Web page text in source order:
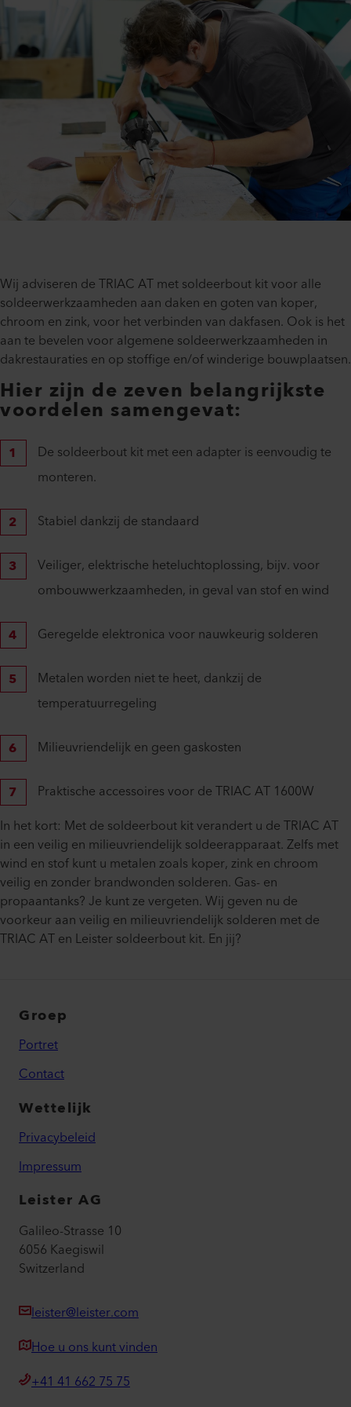
Wij adviseren de TRIAC AT met soldeerbout kit voor alle
soldeerwerkzaamheden aan daken en goten van koper,
chroom en zink, voor het verbinden van dakfasen. Ook is het
aan te bevelen voor algemene soldeerwerkzaamheden in
dakrestauraties en op stoffige en/of winderige bouwplaatsen.
Hier zijn de zeven belangrijkste
voordelen samengevat:
De soldeerbout kit met een adapter is eenvoudig te
monteren.
Stabiel dankzij de standaard
Veiliger, elektrische heteluchtoplossing, bijv. voor
ombouwwerkzaamheden, in geval van stof en wind
Geregelde elektronica voor nauwkeurig solderen
Metalen worden niet te heet, dankzij de
temperatuurregeling
Milieuvriendelijk en geen gaskosten
Praktische accessoires voor de TRIAC AT 1600W
In het kort: Met de soldeerbout kit verandert u de TRIAC AT
in een veilig en milieuvriendelijk soldeerapparaat. Zelfs met
wind en stof kunt u metalen zoals koper, zink en chroom
veilig en zonder brandwonden solderen. Gas- en
propaantanks? Je kunt ze vergeten. Wij geven nu de
voorkeur aan veilig en milieuvriendelijk solderen met de
TRIAC AT en Leister soldeerbout kit. En jij?
Groep
Portret
Contact
Wettelijk
Privacybeleid
Impressum
Leister AG
Galileo-Strasse 10
6056 Kaegiswil
Switzerland
leister@leister.com
Hoe u ons kunt vinden
+41 41 662 75 75